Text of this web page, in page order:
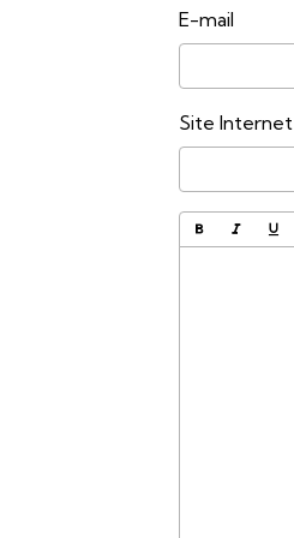
E-mail
Site Internet